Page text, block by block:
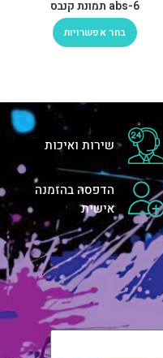
abs-6 תמונת קנבס
בחר אפשרויות
שירות ואיכות
הדפסה בהזמנה
אישית